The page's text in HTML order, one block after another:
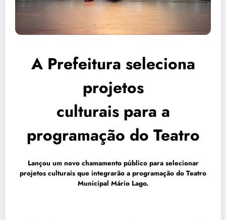
A Prefeitura seleciona
projetos
culturais para a
programação do Teatro
Lançou um novo chamamento público para selecionar
projetos culturais que integrarão a programação do Teatro
Municipal Mário Lago.